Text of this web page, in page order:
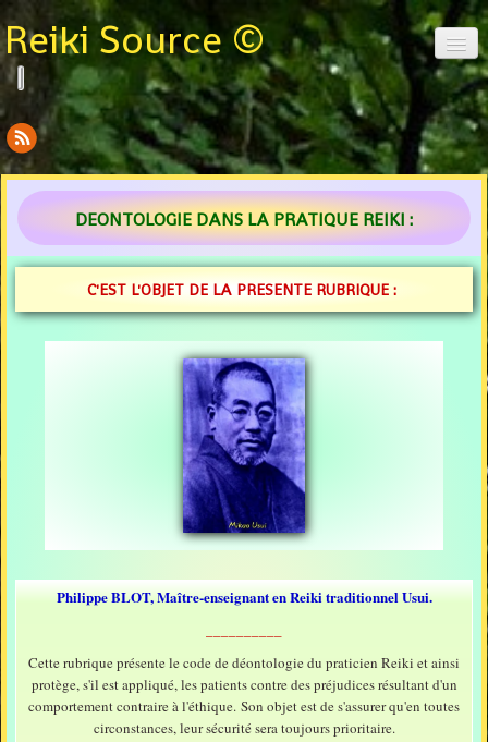
Reiki Source ©
Le site Reiki Source
Mon curriculum
Mon parcours
La définition Reiki
La sagesse dans le Reiki
Comprendre les soins
L'énergie du Reiki
Préceptes du Reiki
DEONTOLOGIE DANS LA PRATIQUE REIKI :
C'EST L'OBJET DE LA PRESENTE RUBRIQUE :
Philippe BLOT, Maître-enseignant en Reiki traditionnel Usui.
Cette rubrique présente le code de déontologie du praticien Reiki et ainsi
protège, s'il est appliqué, les patients contre des préjudices résultant d'un
comportement contraire à l'éthique. Son objet est de s'assurer qu'en toutes
circonstances, leur sécurité sera toujours prioritaire.